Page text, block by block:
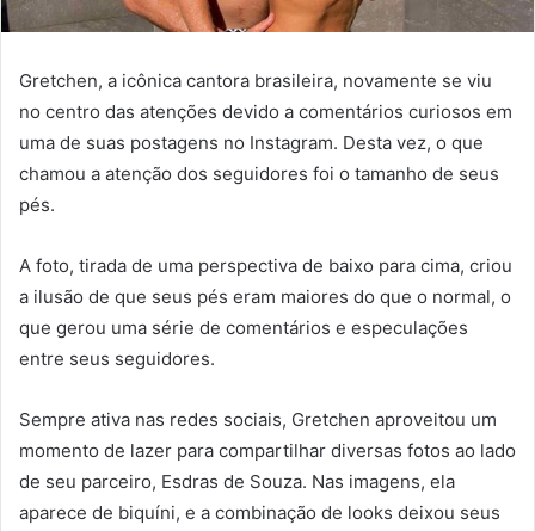
Gretchen, a icônica cantora brasileira, novamente se viu
no centro das atenções devido a comentários curiosos em
uma de suas postagens no Instagram. Desta vez, o que
chamou a atenção dos seguidores foi o tamanho de seus
pés.
A foto, tirada de uma perspectiva de baixo para cima, criou
a ilusão de que seus pés eram maiores do que o normal, o
que gerou uma série de comentários e especulações
entre seus seguidores.
Sempre ativa nas redes sociais, Gretchen aproveitou um
momento de lazer para compartilhar diversas fotos ao lado
de seu parceiro, Esdras de Souza. Nas imagens, ela
aparece de biquíni, e a combinação de looks deixou seus